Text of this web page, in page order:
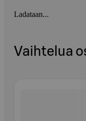
Ladataan...
Vaihtelua